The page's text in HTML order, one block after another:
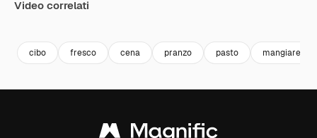
Video correlati
cibo fresco cena pranzo pasto mangiare